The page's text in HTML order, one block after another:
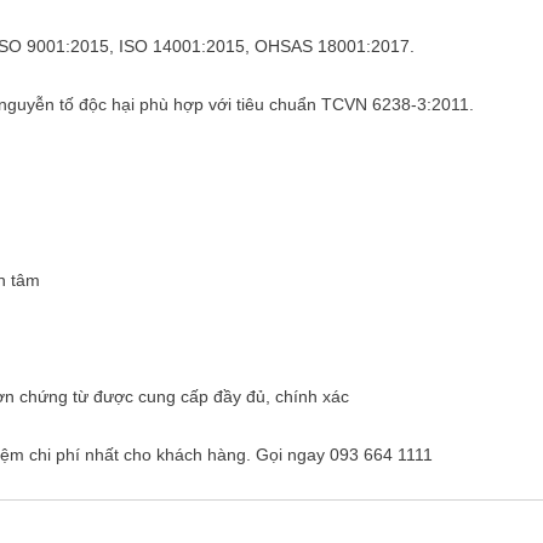
9001:2015, ISO 14001:2015, OHSAS 18001:2017.
tố độc hại phù hợp với tiêu chuẩn TCVN 6238-3:2011.
tâm
chứng từ được cung cấp đầy đủ, chính xác
chi phí nhất cho khách hàng. Gọi ngay 093 664 1111